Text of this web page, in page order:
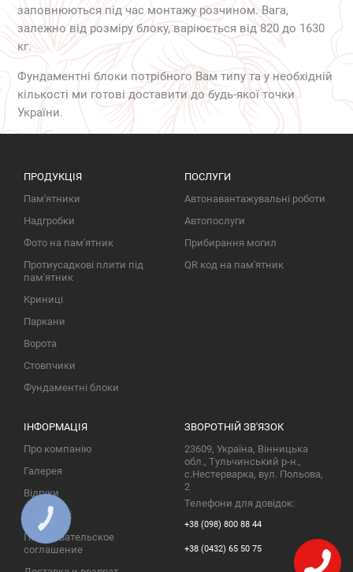
заповнюються під час монтажу розчином. Вага,
залежно від розміру блоку, варіюється від 820 до 1630
кг.
Фундаментні блоки потрібного Вам типу та у необхідній
кількості ми готові доставити до будь-якої точки
України.
ПРОДУКЦІЯ
Пам'ятники
Надгробки
Фото на пам'ятник
Протиусадкові плити під
пам'ятник
Криниці
Паркани
Ворота
Стовпчики
Фундаментні блоки
ПОСЛУГИ
Автонавантажувальні роботи
Автопослуги
Прибирання могил
QR код на пам'ятник
ІНФОРМАЦІЯ
Про компанію
Галерея
Відгуки
Публікації
Пользовательское
соглашение
ЗВОРОТНІЙ ЗВ'ЯЗОК
23609, Україна, Вінницька
обл., Тульчинський р-н.,
с.Нестерварка, вул. Польова,
2
Телефони для довідок:
+38 (098) 800 88 44
+38 (0432) 65 50 75
КНОПКА
ЗВ'ЯЗКУ